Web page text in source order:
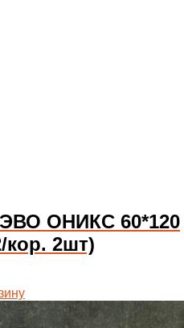
ОНИКС 60*120
кор. 2шт)